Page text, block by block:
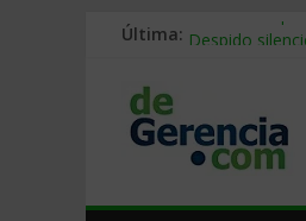
Última: Stablecoins
Trabajo
Mercado